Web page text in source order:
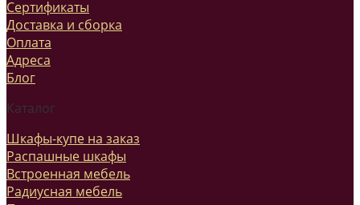
Сертификаты
Доставка и сборка
Оплата
Адреса
Блог
Каталог
Шкафы-купе на заказ
Распашные шкафы
Встроенная мебель
Радиусная мебель